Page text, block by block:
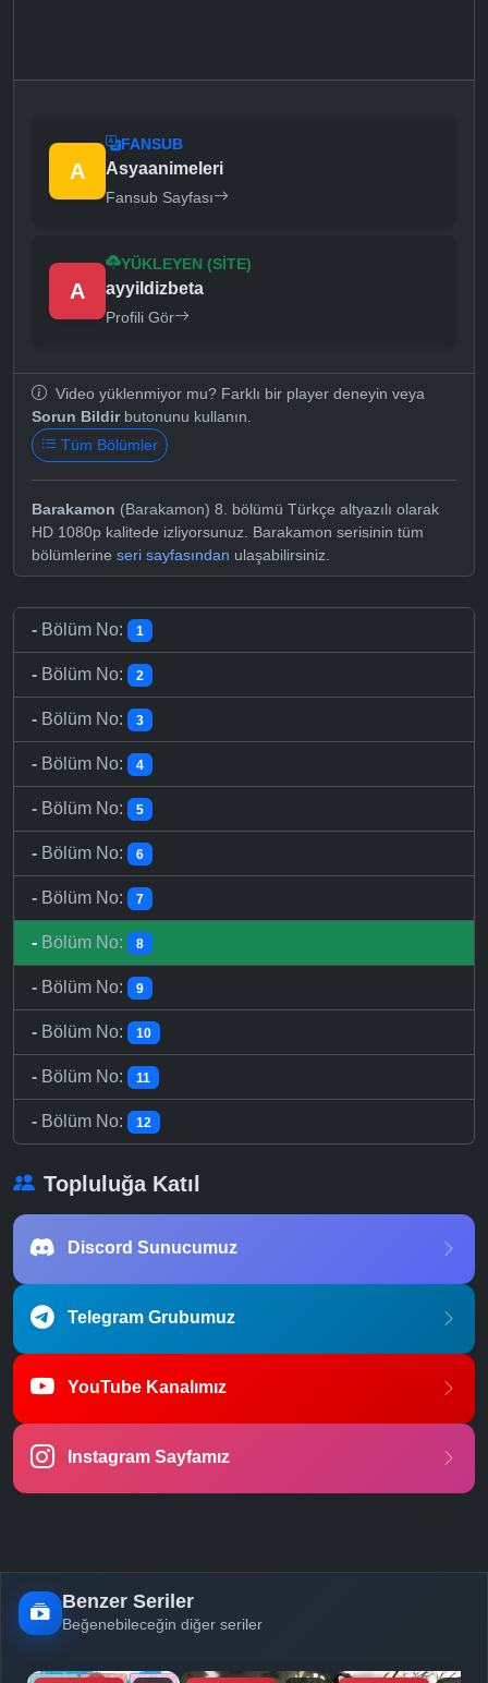
A
FANSUB
Asyaanimeleri
Fansub Sayfası
A
YÜKLEYEN (SITE)
ayyildizbeta
Profili Gör
Video yüklenmiyor mu? Farklı bir player deneyin veya
Sorun Bildirbutonunu kullanın.
Tüm Bölümler
Barakamon (Barakamon) 8. bölümü Türkçe altyazılı olarak
HD 1080p kalitede izliyorsunuz. Barakamon serisinin tüm
bölümlerine seri sayfasından ulaşabilirsiniz.
- Bölüm No: 1
- Bölüm No: 2
- Bölüm No: 3
- Bölüm No: 4
- Bölüm No: 5
- Bölüm No: 6
- Bölüm No: 7
- Bölüm No: 8
- Bölüm No: 9
- Bölüm No: 10
- Bölüm No: 11
- Bölüm No: 12
Topluluğa Katıl
Discord Sunucumuz
Telegram Grubumuz
YouTube Kanalımız
Instagram Sayfamız
Benzer Seriler
Beğenebileceğin diğer seriler